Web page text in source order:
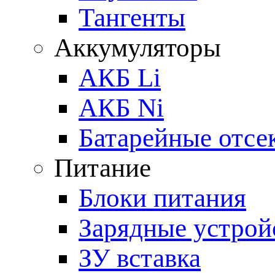
Тангенты
Аккумуляторы
АКБ Li
АКБ Ni
Батарейные
Питание
Блоки питания
Зарядные
ЗУ вставка